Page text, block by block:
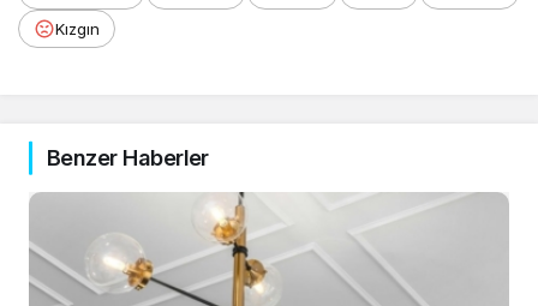
Kızgın
Benzer Haberler